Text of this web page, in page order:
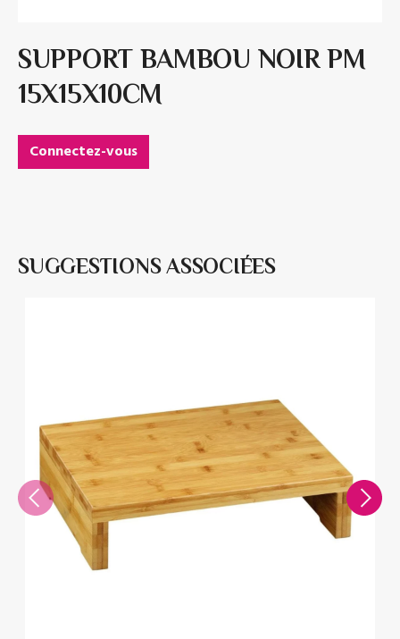
SUPPORT BAMBOU NOIR PM
15X15X10CM
Connectez-vous
SUGGESTIONS ASSOCIÉES